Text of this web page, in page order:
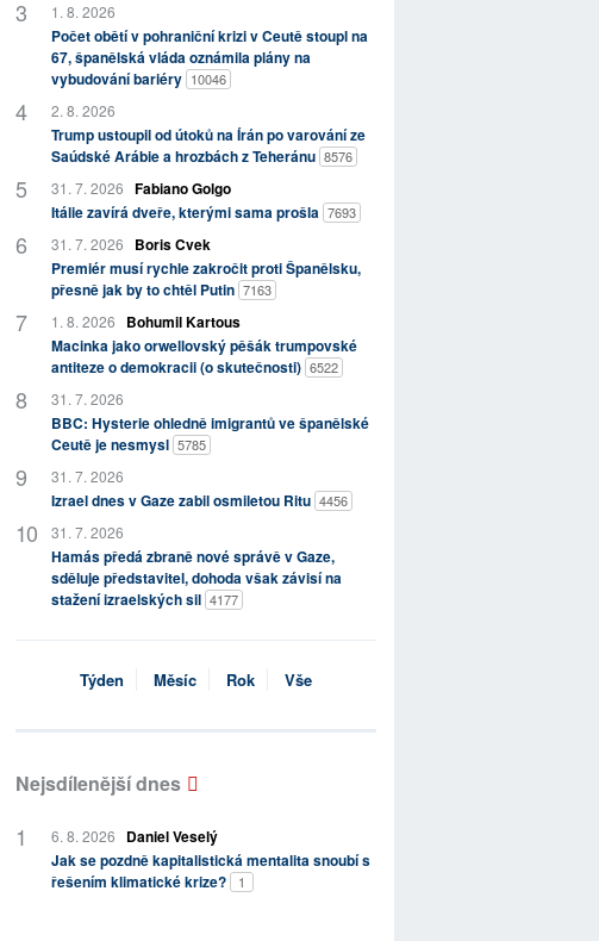
1. 8. 2026
Počet obětí v pohraniční krizi v Ceutě stoupl na
67, španělská vláda oznámila plány na
vybudování bariéry 10046
2. 8. 2026
Trump ustoupil od útoků na Írán po varování ze
Saúdské Arábie a hrozbách z Teheránu 8576
31. 7. 2026 Fabiano Golgo
Itálie zavírá dveře, kterými sama prošla 7693
31. 7. 2026
Boris Cvek
Premiér musí rychle zakročit proti Španělsku,
přesně jak by to chtěl Putin 7163
1. 8. 2026
Bohumil Kartous
Macinka jako orwellovský pěšák trumpovské
antiteze o demokracii (o skutečnosti) 6522
31. 7. 2026
BBC: Hysterie ohledně imigrantů ve španělské
Ceutě je nesmysl 5785
31. 7. 2026
Izrael dnes v Gaze zabil osmiletou Ritu 4456
31. 7. 2026
Hamás předá zbraně nové správě v Gaze,
sděluje představitel, dohoda však závisí na
stažení izraelských sil 4177
Týden Měsíc Rok Vše
Nejsdílenější dnes
6. 8. 2026
Daniel Veselý
Jak se pozdně kapitalistická mentalita snoubí s
řešením klimatické krize?
1